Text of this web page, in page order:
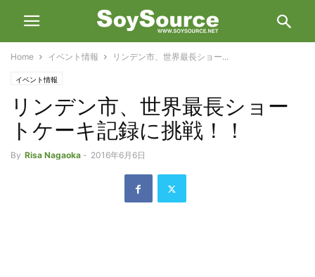
Home イベント情報 リンデン市、世界最長ショー...
イベント情報
リンデン市、世界最長ショー
トケーキ記録に挑戦！！
By Risa Nagaoka - 2016年6月6日